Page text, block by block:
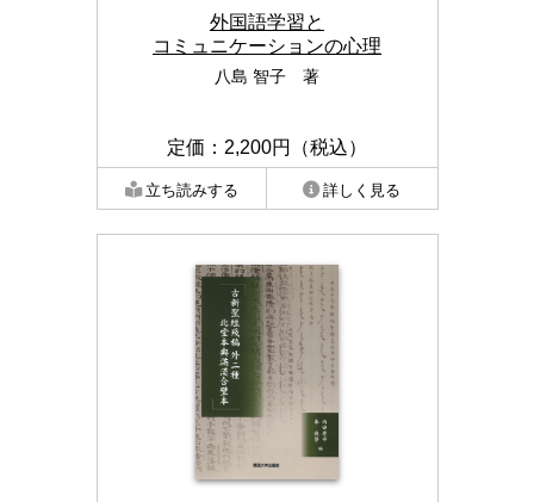
外国語学習と
コミュニケーションの心理
八島 智子 著
定価：2,200円（税込）
立ち読みする 詳しく見る